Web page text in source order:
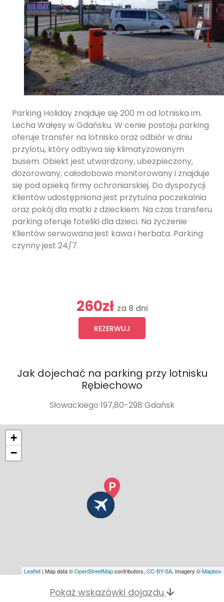
Parking Holiday znajduje się 200 m od lotniska im.
Lecha Wałęsy w Gdańsku. W cenie postoju parking
oferuje transfer na lotnisko oraz odbiór w dniu
przylotu, który odbywa się klimatyzowanym
busem. Obiekt jest utwardzony, ubezpieczony,
dozorowany, całodobowo monitorowany i znajduje
się pod opieką firmy ochroniarskiej. Do dyspozycji
Klientów udostępniona jest przytulna poczekalnia
oraz pokój dla matki z dzieckiem. Na czas transferu
parking oferuje foteliki dla dzieci. Na życzenie
Klientów serwowana jest kawa i herbata. Parking
czynny jest 24/7.
260zł za 8 dni
REZERWUJ
Jak dojechać na parking przy lotnisku
Rębiechowo
Słowackiego 197,80-298 Gdańsk
+
−
Leaflet | Map data ©OpenStreetMapcontributors, CC-BY-SA, Imagery ©Mapbox
Pokaż wskazówki dojazdu